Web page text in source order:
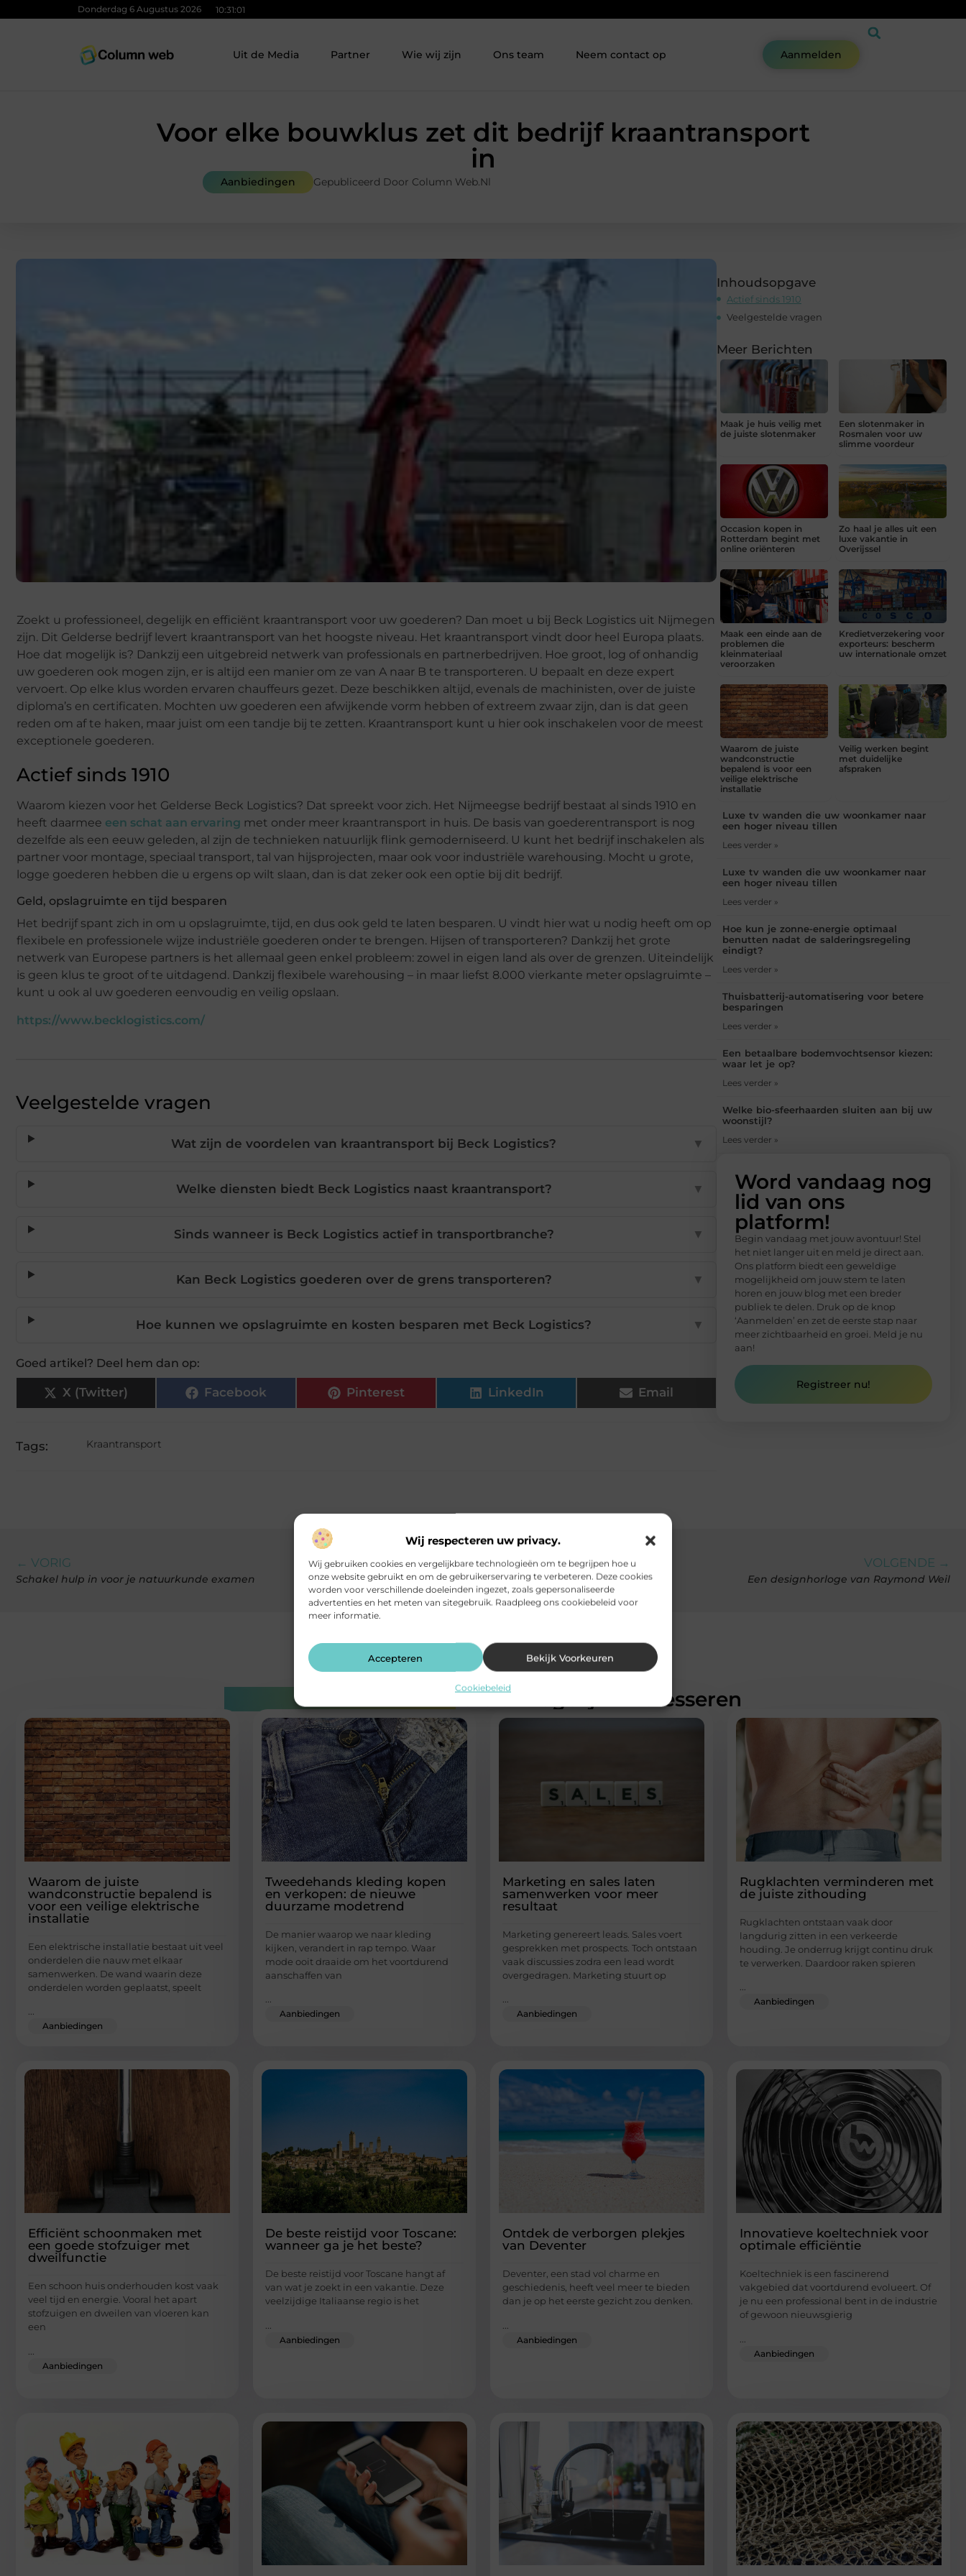
Wij respecteren uw privacy.
Wij gebruiken cookies en vergelijkbare technologieën om te begrijpen hoe u
onze website gebruikt en om de gebruikerservaring te verbeteren. Deze cookies
worden voor verschillende doeleinden ingezet, zoals gepersonaliseerde
advertenties en het meten van sitegebruik. Raadpleeg ons cookiebeleid voor
meer informatie.
Accepteren Bekijk Voorkeuren
Cookiebeleid
Donderdag 6 Augustus 2026 10:31:02
Uit de Media Partner Wie wij zijn Ons team Neem contact op Aanmelden
Voor elke bouwklus zet dit bedrijf kraantransport
in
Aanbiedingen Gepubliceerd Door Column Web.nl
Zoekt u professioneel, degelijk en efficiënt kraantransport voor uw goederen? Dan moet u bij Beck Logistics uit Nijmegen
zijn. Dit Gelderse bedrijf levert kraantransport van het hoogste niveau. Het kraantransport vindt door heel Europa plaats.
Hoe dat mogelijk is? Dankzij een uitgebreid netwerk van professionals en partnerbedrijven. Hoe groot, log of onhandig
uw goederen ook mogen zijn, er is altijd een manier om ze van A naar B te transporteren. U bepaalt en deze expert
vervoert. Op elke klus worden ervaren chauffeurs gezet. Deze beschikken altijd, evenals de machinisten, over de juiste
diploma’s en certificaten. Mochten uw goederen een afwijkende vorm hebben of extreem zwaar zijn, dan is dat geen
reden om af te haken, maar juist om een tandje bij te zetten. Kraantransport kunt u hier ook inschakelen voor de meest
exceptionele goederen.
Actief sinds 1910
Waarom kiezen voor het Gelderse Beck Logistics? Dat spreekt voor zich. Het Nijmeegse bedrijf bestaat al sinds 1910 en
heeft daarmee een schat aan ervaring met onder meer kraantransport in huis. De basis van goederentransport is nog
dezelfde als een eeuw geleden, al zijn de technieken natuurlijk flink gemoderniseerd. U kunt het bedrijf inschakelen als
partner voor montage, speciaal transport, tal van hijsprojecten, maar ook voor industriële warehousing. Mocht u grote,
logge goederen hebben die u ergens op wilt slaan, dan is dat zeker ook een optie bij dit bedrijf.
Geld, opslagruimte en tijd besparen
Het bedrijf spant zich in om u opslagruimte, tijd, en dus ook geld te laten besparen. U vindt hier wat u nodig heeft om op
flexibele en professionele wijze industriële goederen onder te brengen. Hijsen of transporteren? Dankzij het grote
netwerk van Europese partners is het allemaal geen enkel probleem: zowel in eigen land als over de grenzen. Uiteindelijk
is geen klus te groot of te uitdagend. Dankzij flexibele warehousing – in maar liefst 8.000 vierkante meter opslagruimte –
kunt u ook al uw goederen eenvoudig en veilig opslaan.
https://www.becklogistics.com/
Veelgestelde vragen
Wat zijn de voordelen van kraantransport bij Beck Logistics? ▼
Welke diensten biedt Beck Logistics naast kraantransport? ▼
Sinds wanneer is Beck Logistics actief in transportbranche? ▼
Kan Beck Logistics goederen over de grens transporteren? ▼
Hoe kunnen we opslagruimte en kosten besparen met Beck Logistics? ▼
Goed artikel? Deel hem dan op:
X (Twitter) Facebook Pinterest LinkedIn Email
Tags: Kraantransport
Inhoudsopgave
Actief sinds 1910
Veelgestelde vragen
Meer Berichten
Maak je huis veilig met
de juiste slotenmaker
Een slotenmaker in
Rosmalen voor uw
slimme voordeur
Occasion kopen in
Rotterdam begint met
online oriënteren
Zo haal je alles uit een
luxe vakantie in
Overijssel
Maak een einde aan de
problemen die
kleinmateriaal
veroorzaken
Kredietverzekering voor
exporteurs: bescherm
uw internationale omzet
Waarom de juiste
wandconstructie
bepalend is voor een
veilige elektrische
installatie
Veilig werken begint
met duidelijke
afspraken
Luxe tv wanden die uw woonkamer naar
een hoger niveau tillen
Lees verder »
Luxe tv wanden die uw woonkamer naar
een hoger niveau tillen
Lees verder »
Hoe kun je zonne-energie optimaal
benutten nadat de salderingsregeling
eindigt?
Lees verder »
Thuisbatterij-automatisering voor betere
besparingen
Lees verder »
Een betaalbare bodemvochtsensor kiezen:
waar let je op?
Lees verder »
Welke bio-sfeerhaarden sluiten aan bij uw
woonstijl?
Lees verder »
Word vandaag nog
lid van ons
platform!
Begin vandaag met jouw avontuur! Stel
het niet langer uit en meld je direct aan.
Ons platform biedt een geweldige
mogelijkheid om jouw stem te laten
horen en jouw blog met een breder
publiek te delen. Druk op de knop
‘Aanmelden’ en zet de eerste stap naar
meer zichtbaarheid en groei. Meld je nu
aan!
Registreer nu!
← VORIG
Schakel hulp in voor je natuurkunde examen
VOLGENDE →
Een designhorloge van Raymond Weil
Gerelateerde artikelendie u mogelijk interesseren
Waarom de juiste
wandconstructie bepalend is
voor een veilige elektrische
installatie
Een elektrische installatie bestaat uit veel
onderdelen die nauw met elkaar
samenwerken. De wand waarin deze
onderdelen worden geplaatst, speelt
...
Aanbiedingen
Tweedehands kleding kopen
en verkopen: de nieuwe
duurzame modetrend
De manier waarop we naar kleding
kijken, verandert in rap tempo. Waar
mode ooit draaide om het voortdurend
aanschaffen van
...
Aanbiedingen
Marketing en sales laten
samenwerken voor meer
resultaat
Marketing genereert leads. Sales voert
gesprekken met prospects. Toch ontstaan
vaak discussies zodra een lead wordt
overgedragen. Marketing stuurt op
...
Aanbiedingen
Rugklachten verminderen met
de juiste zithouding
Rugklachten ontstaan vaak door
langdurig zitten in een verkeerde
houding. Je onderrug krijgt continu druk
te verwerken. Daardoor raken spieren
...
Aanbiedingen
Efficiënt schoonmaken met
een goede stofzuiger met
dweilfunctie
Een schoon huis onderhouden kost vaak
veel tijd en energie. Vooral het apart
stofzuigen en dweilen van vloeren kan
een
Aanbiedingen
De beste reistijd voor Toscane:
wanneer ga je het beste?
De beste reistijd voor Toscane hangt af
van wat je zoekt in een vakantie. Deze
veelzijdige Italiaanse regio is het
Aanbiedingen
Ontdek de verborgen plekjes
van Deventer
Deventer, een stad vol charme en
geschiedenis, heeft veel meer te bieden
dan je op het eerste gezicht zou denken.
Aanbiedingen
Innovatieve koeltechniek voor
optimale efficiëntie
Koeltechniek is een fascinerend
vakgebied dat voortdurend evolueert. Of
je nu een professional bent in de industrie
of gewoon nieuwsgierig
Aanbiedingen